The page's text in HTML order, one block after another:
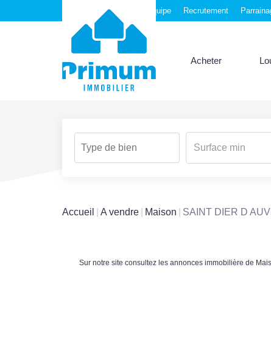
Nos agences Notre équipe Recrutement
Acheter
Accueil A vendre Maison SAINT DIER D
Sur notre site consultez les annonces immobilière de